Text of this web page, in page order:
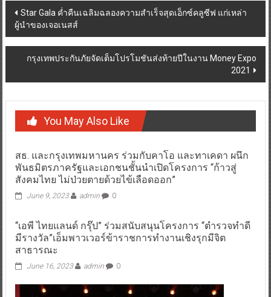
Post
navigation
Star Gala ค่ำคืนเฉลิมฉลองความสำเร็จสุดเอ็กซ์คลูซีฟ แก่เหล่า
ผู้นำของเจอเนสส์
กรุงเทพประกันภัยจัดเต็มโปรโมชันส่งท้ายปีในงาน Money Expo
2021
You May Also Like
สธ. และกรุงเทพมหานคร ร่วมกับคาโอ และทาเคดา ผนึก
พันธมิตรภาครัฐและเอกชนชั้นนำเปิดโครงการ “ก้าวสู่
สังคมไทย ไม่ป่วยตายด้วยไข้เลือดออก”
June 9, 2023 admin 0
“เอพี ไทยแลนด์ กรุ๊ป” ร่วมสนับสนุนโครงการ “ตำรวจทำดี
มีรางวัล”เอ็มพาวเวอร์ข้าราชการทำงานเชิงรุกมีจิต
สาธารณะ
June 16, 2023 admin 0